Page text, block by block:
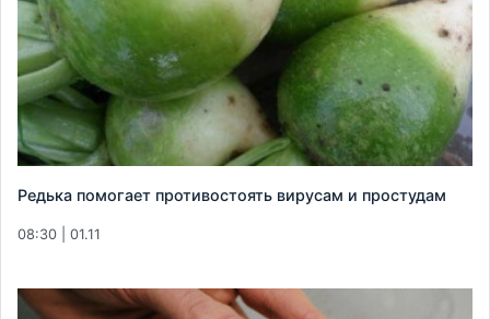
Редька помогает противостоять вирусам и простудам
08:30 | 01.11